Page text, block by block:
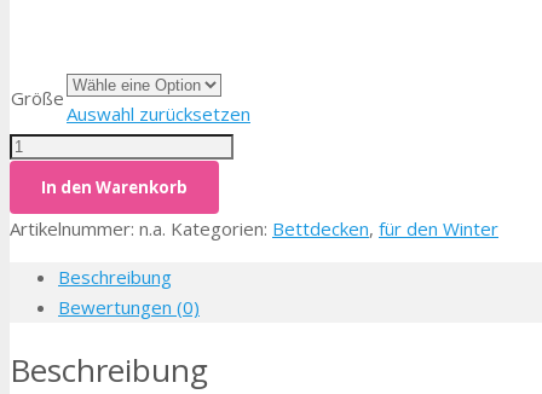
Größe
Auswahl zurücksetzen
Anzahl
In den Warenkorb
Artikelnummer: n.a. Kategorien: Bettdecken, für den Winter
Beschreibung
Bewertungen (0)
Beschreibung